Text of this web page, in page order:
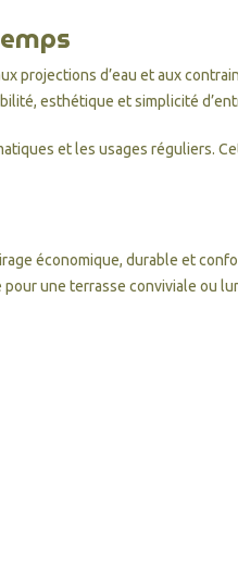
projections d’eau et aux
esthétique et simplicité
et les usages réguliers.
économique, durable et
une terrasse conviviale ou